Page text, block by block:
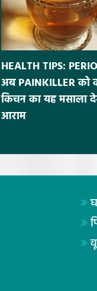
HEALTH TIPS:
अब PAINKILLER को
किचन का यह मसाला
आराम